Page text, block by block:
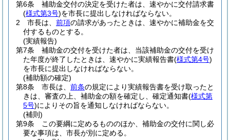
第6条
補助金交付の決定を受けた者は、速やかに交付請求書
(様式第3号)を市長に提出しなければならない。
2
市長は、 前項の請求があったときは、速やかに補助金を交
付するものとする。
(実績報告)
第7条
補助金の交付を受けた者は、当該補助金の交付を受け
た年度が終了したときは、速やかに実績報告書(様式第4号)
を市長に提出しなければならない。
(補助額の確定)
第8条
市長は、 前条の規定により実績報告書を受け取ったと
きは、審査の上、補助金の額を確定し、確定通知書(様式第
5号)によりその旨を通知しなければならない。
(補則)
第9条
この要綱に定めるもののほか、補助金の交付に関し必
要な事項は、市長が別に定める。